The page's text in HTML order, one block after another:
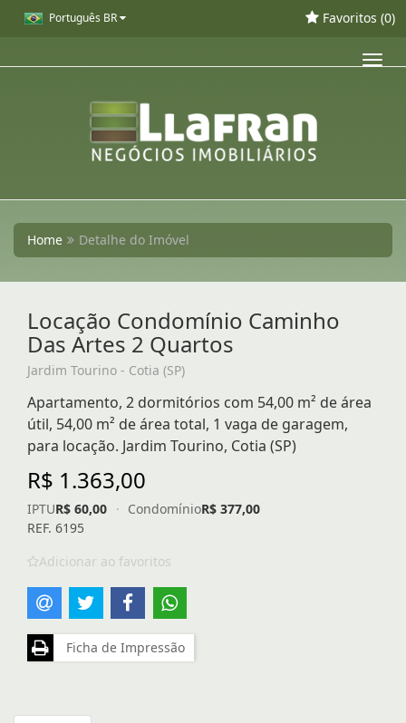
Português BR Favoritos (0)
Home Detalhe do Imóvel
Locação Condomínio Caminho
Das Artes 2 Quartos
Jardim Tourino - Cotia (SP)
Apartamento, 2 dormitórios com 54,00 m² de área
útil, 54,00 m² de área total, 1 vaga de garagem,
para locação. Jardim Tourino, Cotia (SP)
R$ 1.363,00
IPTUR$ 60,00 · CondomínioR$ 377,00
REF. 6195
Adicionar ao favoritos
Ficha de Impressão